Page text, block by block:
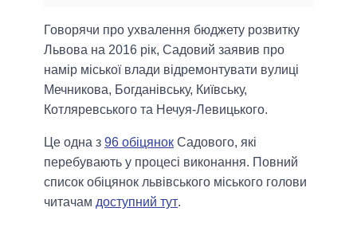
Говорячи про ухвалення бюджету розвитку
Львова на 2016 рік, Садовий заявив про
намір міської влади відремонтувати вулиці
Мечникова, Богданівську, Київську,
Котляревського та Нечуя-Левицького.
Це одна з 96 обіцянок Садового, які
перебувають у процесі виконання. Повний
список обіцянок львівського міського голови
читачам доступний тут.